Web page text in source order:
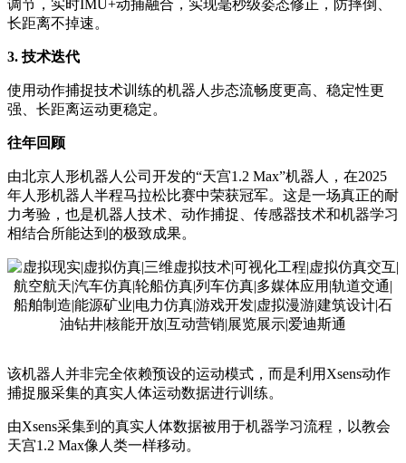
调节，实时IMU+动捕融合，实现毫秒级姿态修正，防摔倒、
长距离不掉速。
3. 技术迭代
使用动作捕捉技术训练的机器人步态流畅度更高、稳定性更
强、长距离运动更稳定。
往年回顾
由北京人形机器人公司开发的“天宫1.2 Max”机器人，在2025
年人形机器人半程马拉松比赛中荣获冠军。这是一场真正的耐
力考验，也是机器人技术、动作捕捉、传感器技术和机器学习
相结合所能达到的极致成果。
该机器人并非完全依赖预设的运动模式，而是利用Xsens动作
捕捉服采集的真实人体运动数据进行训练。
由Xsens采集到的真实人体数据被用于机器学习流程，以教会
天宫1.2 Max像人类一样移动。